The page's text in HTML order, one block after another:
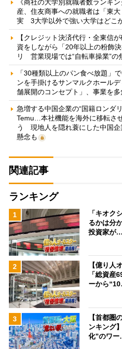
《商社の大学別就職者数ランキ
産、住友商事への就職者は「東
実 3大学以外で強い大学はどこ
【クレジット決済代行・全東信
資をしながら「20年以上の粉飾
リ 営業現場では“自転車操業”の
「30種類以上のパン食べ放題」
ンを手掛けるサンマルクホール
舗展開のコンセプト」、事業を
急増する中国企業の“国籍ロンダ
Temu…本社機能を海外に移転さ
う 現地人を隠れ蓑にした中国企
懸念も
関連記事
ランキング
1
「キオク
るかは分
投資家が…
2
【億り人
「総資産
ーから
3
【首都圏
ンキング
化”のワ